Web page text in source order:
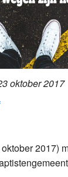
oktober 2017
2017)